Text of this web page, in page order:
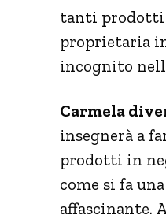
tanti prodotti
proprietaria
incognito
Carmela
insegnerà a
prodotti in
come si fa
affascinante.